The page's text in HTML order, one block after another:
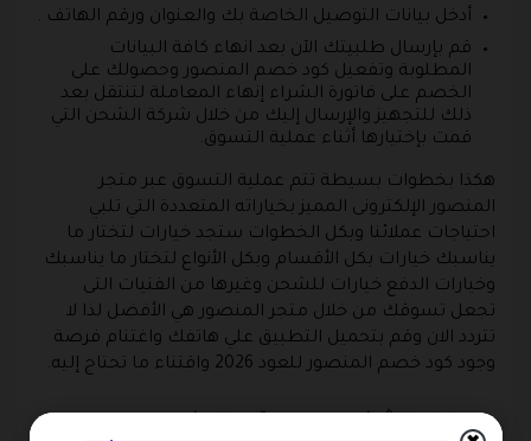
أدخل بيانات التوصيل الخاصة بك والعنوان ورقم الهاتف .
قم بإرسال طلبيتك الآن بعد انهاء كافة البيانات
المطلوبة وتفعيل كود خصم المنصور وحصولك على
الخصم على فاتورة الشراء إنهاء المعاملة لتنتقل بعد
ذلك للتجهيز والإرسال إليك من خلال شركة الشحن التي
قمت بإختيارها أثناء عملية التسوق.
هكذا بخطوات بسيطة تتم عملية التسوق عبر متجر
المنصور الإلكترونى المميز بخياراته المتعددة التي تلبي
احتياجات عملائنا وبكل الخطوات ستجد خيارات لتختار ما
يناسبك خيارات بكل الأقسام وبكل الأنواع لتختار ما يناسبك
وخيارات الدفع خيارات للشحن وغيرها من الفنيات التى
تجعل تسوقك من خلال متجر المنصور هي الأفضل لذا لا
تتردد الان وقم بتحميل التطبيق علي هاتفك واغتنام فرصة
وجود كود خصم المنصور للعود 2026 واقتناء ما تحتاج إليه.
حسابك الشخصي عبر متجر المنصور